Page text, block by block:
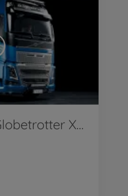
1:14 Volvo FH16 Globetrotter XL 750 4x2 Tractor